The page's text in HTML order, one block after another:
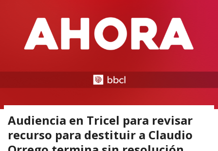
Audiencia en Tricel para revisar
recurso para destituir a Claudio